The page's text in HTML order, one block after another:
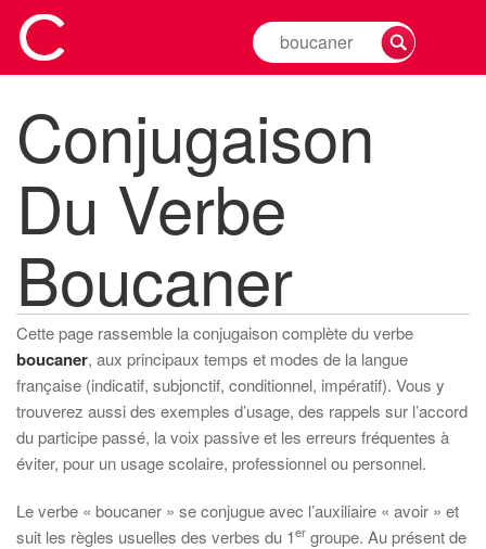
Rechercher
la
d'un
verbe
Conjugaison
Du Verbe
Boucaner
Cette page rassemble la conjugaison complète du verbe
boucaner, aux principaux temps et modes de la langue
française (indicatif, subjonctif, conditionnel, impératif). Vous y
trouverez aussi des exemples d’usage, des rappels sur l’accord
du participe passé, la voix passive et les erreurs fréquentes à
éviter, pour un usage scolaire, professionnel ou personnel.
Le verbe « boucaner » se conjugue avec l’auxiliaire « avoir » et
suit les règles usuelles des verbes du 1er groupe. Au présent de